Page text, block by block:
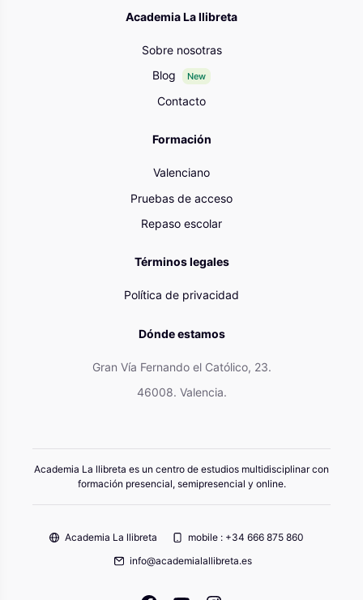
Academia La llibreta
Sobre nosotras
Blog
New
Contacto
Formación
Valenciano
Pruebas de acceso
Repaso escolar
Términos legales
Política de privacidad
Dónde estamos
Gran Vía Fernando el Católico, 23.
46008. Valencia.
Academia La llibreta es un centro de estudios multidisciplinar con
formación presencial, semipresencial y online.
Academia La llibreta
mobile : +34 666 875 860
info@academialallibreta.es